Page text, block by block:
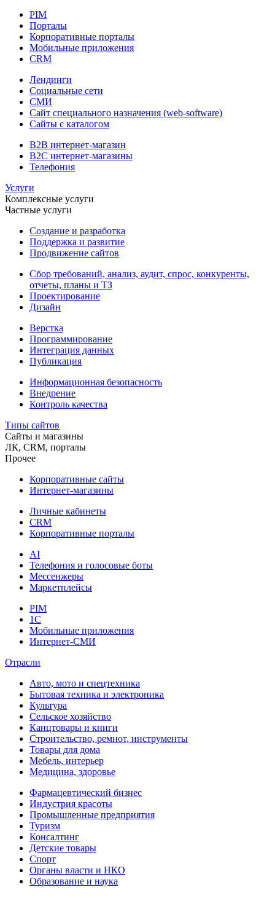
PIM
Порталы
Корпоративные порталы
Мобильные приложения
CRM
Лендинги
Социальные сети
СМИ
Сайт специального назначения (web-software)
Сайты с каталогом
B2B интернет-магазин
B2C интернет-магазины
Телефония
Услуги
Комплексные услуги
Частные услуги
Создание и разработка
Поддержка и развитие
Продвижение сайтов
Сбор требований, анализ, аудит, спрос, конкуренты,
отчеты, планы и ТЗ
Проектирование
Дизайн
Верстка
Программирование
Интеграция данных
Публикация
Информационная безопасность
Внедрение
Контроль качества
Типы сайтов
Сайты и магазины
ЛК, CRM, порталы
Прочее
Корпоративные сайты
Интернет-магазины
Личные кабинеты
CRM
Корпоративные порталы
AI
Телефония и голосовые боты
Мессенжеры
Маркетплейсы
PIM
1C
Мобильные приложения
Интернет-СМИ
Отрасли
Авто, мото и спецтехника
Бытовая техника и электроника
Культура
Сельское хозяйство
Канцтовары и книги
Строительство, ремнот, инструменты
Товары для дома
Мебель, интерьер
Медицина, здоровье
Фармацевтический бизнес
Индустрия красоты
Промышленные предприятия
Туризм
Консалтинг
Детские товары
Спорт
Органы власти и НКО
Образование и наука